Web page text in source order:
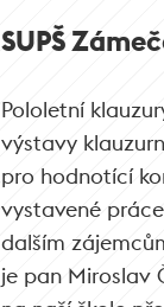
SUPŠ
Pololetní
výstavy
pro hodnotící
vystavené
dalším
je pan Miroslav